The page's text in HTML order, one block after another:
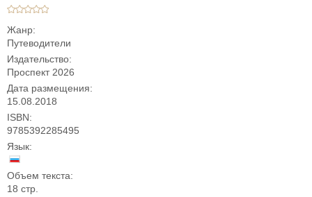
Жанр:
Путеводители
Издательство:
Проспект 2026
Дата размещения:
15.08.2018
ISBN:
9785392285495
Язык:
Объем текста:
18 стр.